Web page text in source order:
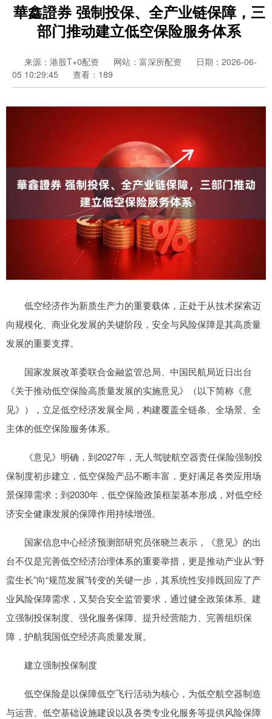
華鑫證券 强制投保、全产业链保障，三
部门推动建立低空保险服务体系
来源：港股T+0配资 网站：富深所配资
日期：2026-06-
05 10:29:45
查看：189
低空经济作为新质生产力的重要载体，正处于从技术探索迈
向规模化、商业化发展的关键阶段，安全与风险保障是其高质量
发展的重要支撑。
国家发展改革委联合金融监管总局、中国民航局近日出台
《关于推动低空保险高质量发展的实施意见》（以下简称《意
见》），立足低空经济发展全局，构建覆盖全链条、全场景、全
主体的低空保险服务体系。
《意见》明确，到2027年，无人驾驶航空器责任保险强制投
保制度初步建立，低空保险产品不断丰富，更好满足各类应用场
景保障需求；到2030年，低空保险政策框架基本形成，对低空经
济安全健康发展的保障作用持续增强。
国家信息中心经济预测部研究员张晓兰表示，《意见》的出
台不仅是完善低空经济治理体系的重要举措，更是推动产业从“野
蛮生长”向“规范发展”转变的关键一步，其系统性安排既回应了产
业风险保障需求，又契合安全监管要求，通过健全政策体系、建
立强制投保制度、强化服务保障、提升经营能力、完善组织保
障，护航我国低空经济高质量发展。
建立强制投保制度
低空保险是以保障低空飞行活动为核心，为低空航空器制造
与运营、低空基础设施建设以及各类专业化服务等提供风险保障